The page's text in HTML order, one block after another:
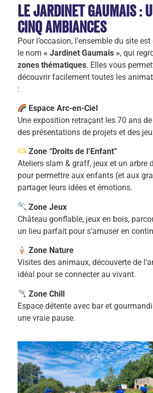
Le Jardinet Gaumais :
cinq ambiances
Pour l’occasion, l’ensemble du site
le nom « Jardinet Gaumais », qui
zones thématiques. Elles vous
découvrir facilement toutes les
:
Espace Arc-en-Ciel
Une exposition retraçant les 70 ans
des présentations de projets et des
Zone “Droits de l’Enfant”
Ateliers slam & graff, jeux et un arbre
pour permettre aux enfants (et aux
partager leurs idées et émotions.
Zone Jeux
Château gonflable, jeux en bois,
un lieu parfait pour s’amuser en
Zone Nature
Visites des animaux, découverte de
idéal pour se connecter au vivant.
Zone Chill
Espace détente avec bar et
une vraie pause.